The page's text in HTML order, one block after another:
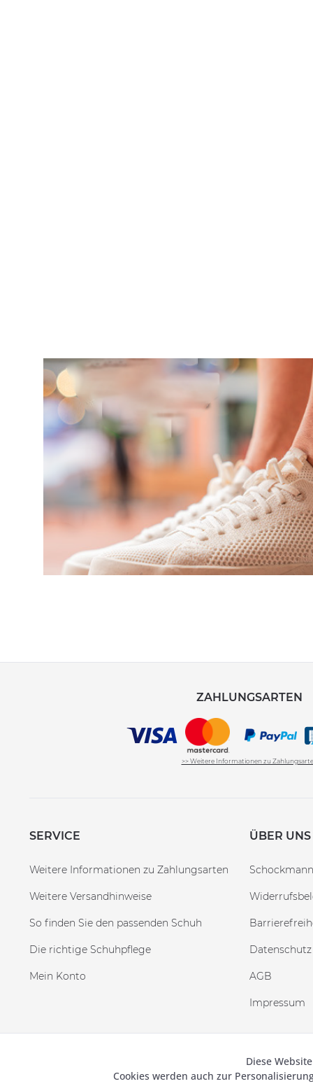
ZAHLUNGSARTEN
>> Weitere Informationen zu
SERVICE
Weitere Informationen zu Zahlungsarten
Weitere Versandhinweise
So finden Sie den passenden Schuh
Die richtige Schuhpflege
Mein Konto
ÜBER UNS
Schockmann
Datenschutz
AGB
Impressum
©
Diese
Cookies werden auch zur